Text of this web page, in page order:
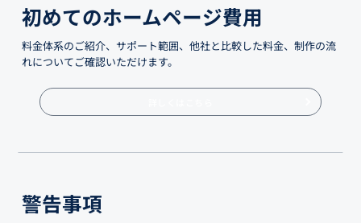
初めてのホームページ費用
料金体系のご紹介、サポート範囲、他社と比較した料金、制作の流
れについてご確認いただけます。
警告事項